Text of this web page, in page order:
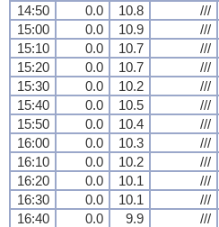
14:50 0.0 10.8 ///
15:00
0.0 10.9 ///
15:10
0.0 10.7 ///
15:20
0.0 10.7 ///
15:30
0.0 10.2 ///
15:40
0.0 10.5 ///
15:50
0.0 10.4 ///
16:00
0.0 10.3 ///
16:10
0.0 10.2 ///
16:20
0.0 10.1 ///
16:30
0.0 10.1 ///
16:40
0.0 9.9 ///